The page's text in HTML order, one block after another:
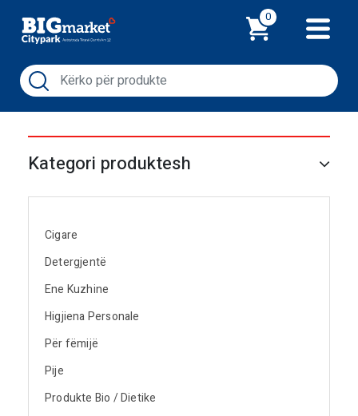
0
Kategori produktesh
Cigare
Detergjentë
Ene Kuzhine
Higjiena Personale
Për fëmijë
Pije
Produkte Bio / Dietike